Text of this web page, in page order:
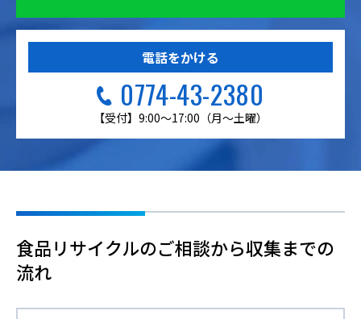
電話をかける
0774-43-2380
【受付】9:00～17:00（月～土曜）
食品リサイクルのご相談から収集までの
流れ